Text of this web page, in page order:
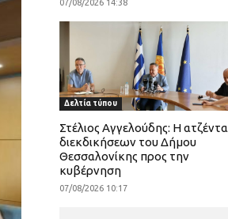
07/08/2026 14:38
Δελτία τύπου
Στέλιος Αγγελούδης: Η ατζέντα
διεκδικήσεων του Δήμου
Θεσσαλονίκης προς την
κυβέρνηση
07/08/2026 10:17